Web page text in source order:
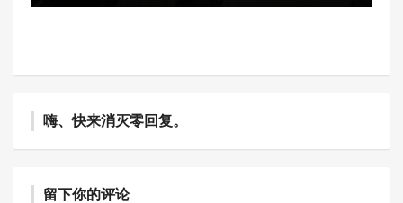
嗨、快来消灭零回复。
留下你的评论